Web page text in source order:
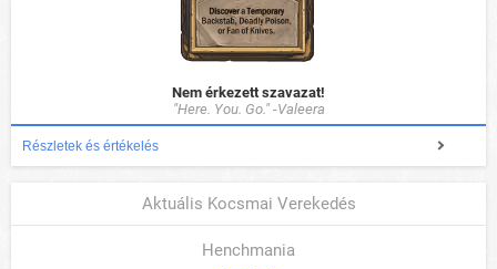
Nem érkezett szavazat!
"Here. You. Go." -Valeera
Részletek és értékelés
Aktuális Kocsmai Verekedés
Henchmania